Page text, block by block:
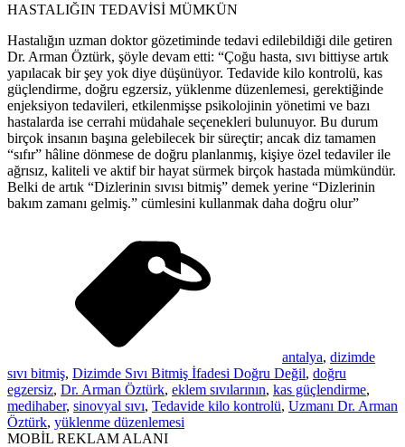
HASTALIĞIN TEDAVİSİ MÜMKÜN
Hastalığın uzman doktor gözetiminde tedavi edilebildiği dile getiren
Dr. Arman Öztürk, şöyle devam etti: “Çoğu hasta, sıvı bittiyse artık
yapılacak bir şey yok diye düşünüyor. Tedavide kilo kontrolü, kas
güçlendirme, doğru egzersiz, yüklenme düzenlemesi, gerektiğinde
enjeksiyon tedavileri, etkilenmişse psikolojinin yönetimi ve bazı
hastalarda ise cerrahi müdahale seçenekleri bulunuyor. Bu durum
birçok insanın başına gelebilecek bir süreçtir; ancak diz tamamen
“sıfır” hâline dönmese de doğru planlanmış, kişiye özel tedaviler ile
ağrısız, kaliteli ve aktif bir hayat sürmek birçok hastada mümkündür.
Belki de artık “Dizlerinin sıvısı bitmiş” demek yerine “Dizlerinin
bakım zamanı gelmiş.” cümlesini kullanmak daha doğru olur”
antalya, dizimde
sıvı bitmiş, Dizimde Sıvı Bitmiş İfadesi Doğru Değil, doğru
egzersiz, Dr. Arman Öztürk, eklem sıvılarının, kas güçlendirme,
medihaber, sinovyal sıvı, Tedavide kilo kontrolü, Uzmanı Dr. Arman
Öztürk, yüklenme düzenlemesi
MOBİL REKLAM ALANI